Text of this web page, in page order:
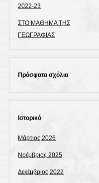
2022-23
ΣΤΟ ΜΑΘΗΜΑ ΤΗΣ
ΓΕΩΓΡΑΦΙΑΣ
Πρόσφατα σχόλια
Ιστορικό
Μάρτιος 2026
Νοέμβριος 2025
Δεκέμβριος 2022